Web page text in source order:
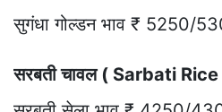
सुगंधा गोल्डन भाव ₹ 5250/
सरबती चावल ( Sarbati